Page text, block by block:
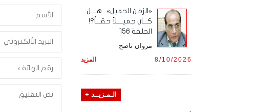
«الزمن الجميل».. هـــل
كـــان جميــــلاً حقـــاً؟!
الحلقة 156
مروان ناصح
المزيد 8/10/2026
الـمـزيــد +